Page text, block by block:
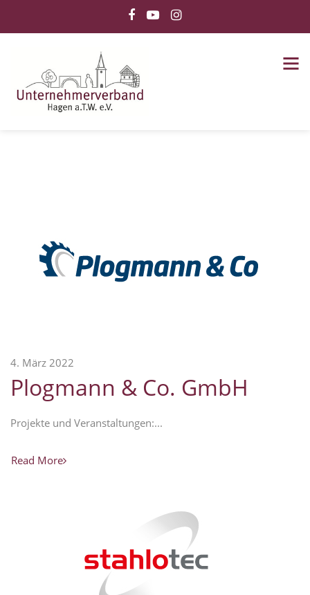
4. März 2022
Plogmann & Co. GmbH
Projekte und Veranstaltungen:...
Read More